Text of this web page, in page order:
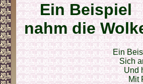
Ein Beispiel
nahm die
Ein
Sich
Und
Mit